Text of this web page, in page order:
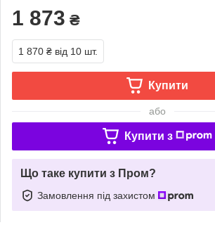
1 873 ₴
1 870 ₴ від 10 шт.
Купити
або
Купити з
Що таке купити з Пром?
Замовлення під захистом